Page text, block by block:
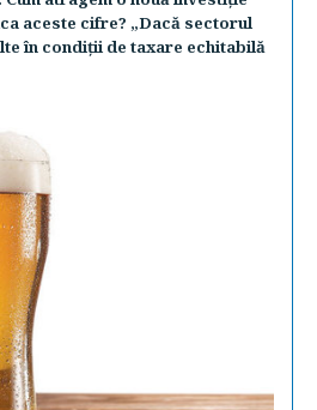
aceste cifre? „Dacă sectorul
în condiţii de taxare echitabilă